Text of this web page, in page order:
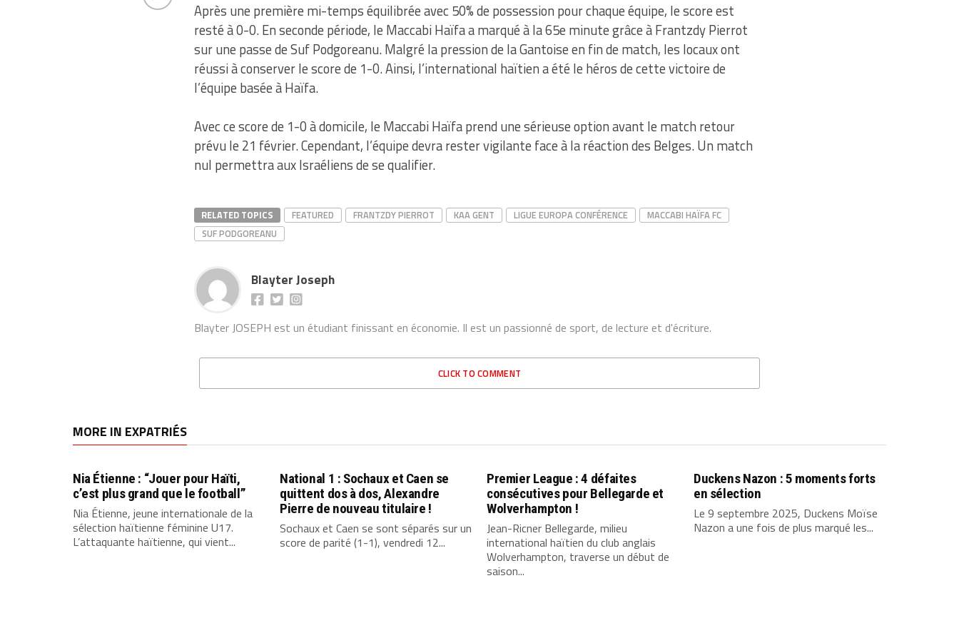
Après une première mi-temps équilibrée avec 50% de possession pour chaque équipe, le score est
resté à 0-0. En seconde période, le Maccabi Haïfa a marqué à la 65e minute grâce à Frantzdy Pierrot
sur une passe de Suf Podgoreanu. Malgré la pression de la Gantoise en fin de match, les locaux ont
réussi à conserver le score de 1-0. Ainsi, l’international haïtien a été le héros de cette victoire de
l’équipe basée à Haïfa.
Avec ce score de 1-0 à domicile, le Maccabi Haïfa prend une sérieuse option avant le match retour
prévu le 21 février. Cependant, l’équipe devra rester vigilante face à la réaction des Belges. Un match
nul permettra aux Israéliens de se qualifier.
RELATED TOPICS FEATURED FRANTZDY PIERROT KAA GENT LIGUE EUROPA CONFÉRENCE
MACCABI HAÏFA FC
SUF PODGOREANU
Blayter Joseph
Blayter JOSEPH est un étudiant finissant en économie. Il est un passionné de sport, de lecture et d'écriture.
CLICK TO COMMENT
MORE IN EXPATRIÉS
Nia Étienne : “Jouer pour Haïti,
c’est plus grand que le football”
Nia Étienne, jeune internationale de la
sélection haïtienne féminine U17.
L’attaquante haïtienne, qui vient...
National 1 : Sochaux et Caen se
quittent dos à dos, Alexandre
Pierre de nouveau titulaire !
Sochaux et Caen se sont séparés sur un
score de parité (1-1), vendredi 12...
Premier League : 4 défaites
consécutives pour Bellegarde et
Wolverhampton !
Jean-Ricner Bellegarde, milieu
international haïtien du club anglais
Wolverhampton, traverse un début de
saison...
Duckens Nazon : 5 moments forts
en sélection
Le 9 septembre 2025, Duckens Moïse
Nazon a une fois de plus marqué les...